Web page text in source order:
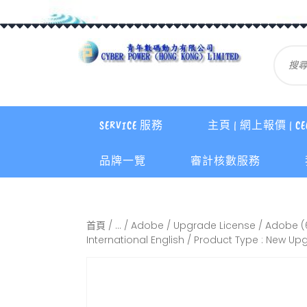
SERVICE 服務 主頁 | 網上報價 |
品牌一覽 審計核數服務
首頁 / ... / Adobe / Upgrade License / Adobe
International English / Product Type : New